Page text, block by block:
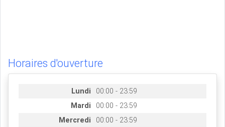
Horaires d'ouverture
Lundi
00:00 - 23:59
Mardi
00:00 - 23:59
Mercredi
00:00 - 23:59